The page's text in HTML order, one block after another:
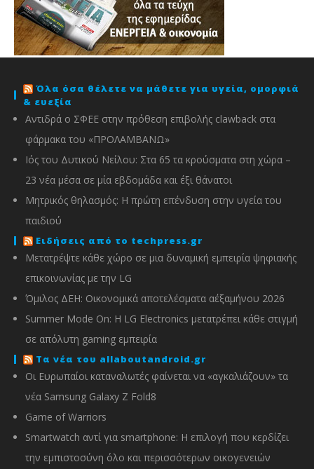
Όλα όσα θέλετε να μάθετε για υγεία, ομορφιά
& ευεξία
Αντιδρά ο ΣΦΕΕ στην πρόθεση επιβολής clawback στα
φάρμακα του «ΠΡΟΛΑΜΒΑΝΩ»
Ιός του Δυτικού Νείλου: Στα 65 τα κρούσματα στη χώρα –
23 νέα μέσα σε μία εβδομάδα και έξι θάνατοι
Μητρικός θηλασμός: Η πρώτη επένδυση στην υγεία του
παιδιού
Ειδήσεις από το techpress.gr
Μετατρέψτε κάθε χώρο σε μια δυναμική εμπειρία ψηφιακής
επικοινωνίας με την LG
Όμιλος ΔΕΗ: Οικονομικά αποτελέσματα α΄εξαμήνου 2026
Summer Mode On: Η LG Electronics μετατρέπει κάθε στιγμή
σε απόλυτη gaming εμπειρία
Τα νέα του allaboutandroid.gr
Οι Ευρωπαίοι καταναλωτές φαίνεται να «αγκαλιάζουν» τα
νέα Samsung Galaxy Z Fold8
Game of Warriors
Smartwatch αντί για smartphone: Η επιλογή που κερδίζει
την εμπιστοσύνη όλο και περισσότερων οικογενειών